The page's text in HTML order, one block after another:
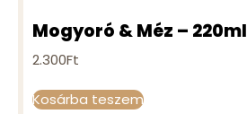
Mogyoró & Méz – 220ml
2.300Ft
Kosárba teszem